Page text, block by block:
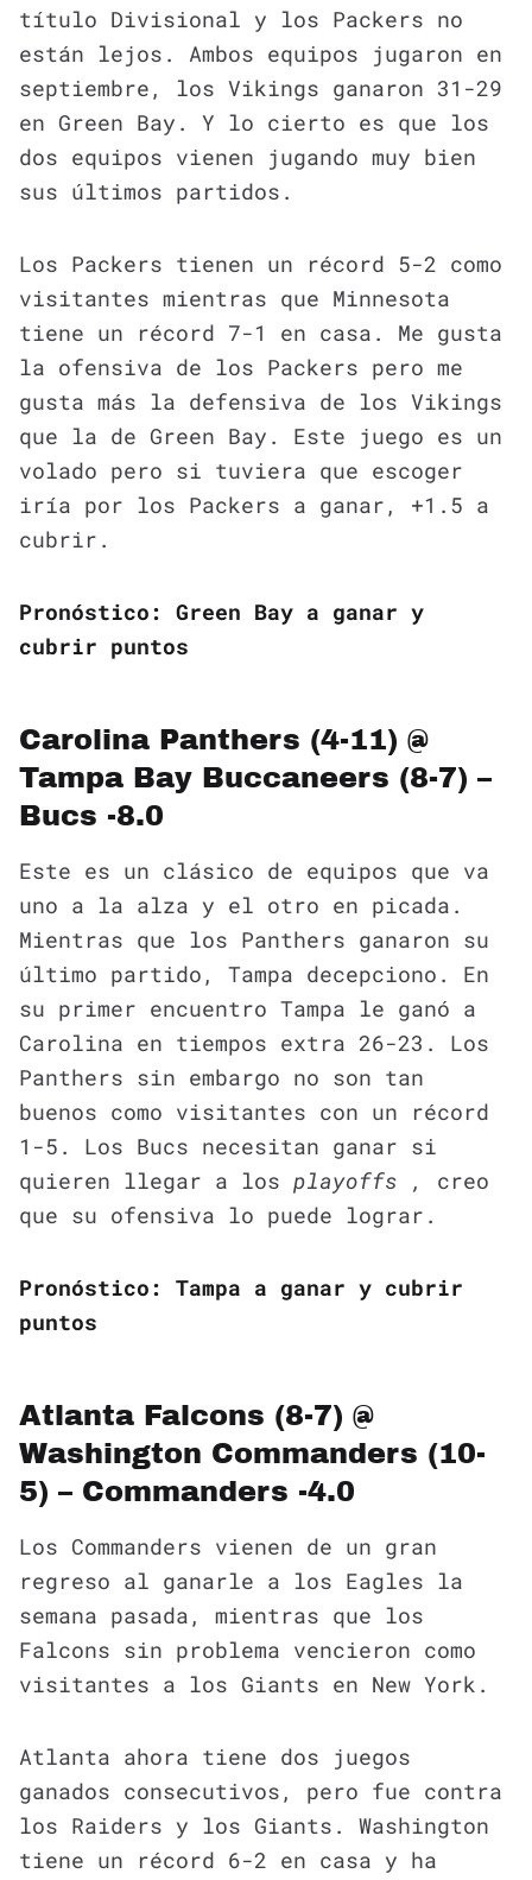
título Divisional y los Packers no
están lejos. Ambos equipos jugaron en
septiembre, los Vikings ganaron 31-29
en Green Bay. Y lo cierto es que los
dos equipos vienen jugando muy bien
sus últimos partidos.
Los Packers tienen un récord 5-2 como
visitantes mientras que Minnesota
tiene un récord 7-1 en casa. Me gusta
la ofensiva de los Packers pero me
gusta más la defensiva de los Vikings
que la de Green Bay. Este juego es un
volado pero si tuviera que escoger
iría por los Packers a ganar, +1.5 a
cubrir.
Pronóstico: Green Bay a ganar y
cubrir puntos
Carolina Panthers (4-11) @
Tampa Bay Buccaneers (8-7) –
Bucs -8.0
Este es un clásico de equipos que va
uno a la alza y el otro en picada.
Mientras que los Panthers ganaron su
último partido, Tampa decepciono. En
su primer encuentro Tampa le ganó a
Carolina en tiempos extra 26-23. Los
Panthers sin embargo no son tan
buenos como visitantes con un récord
1-5. Los Bucs necesitan ganar si
quieren llegar a los playoffs ,
creo
que su ofensiva lo puede lograr.
Pronóstico: Tampa a ganar y cubrir
puntos
Atlanta Falcons (8-7) @
Washington Commanders (10-
5) – Commanders -4.0
Los Commanders vienen de un gran
regreso al ganarle a los Eagles la
semana pasada, mientras que los
Falcons sin problema vencieron como
visitantes a los Giants en New York.
Atlanta ahora tiene dos juegos
ganados consecutivos, pero fue contra
los Raiders y los Giants. Washington
tiene un récord 6-2 en casa y ha